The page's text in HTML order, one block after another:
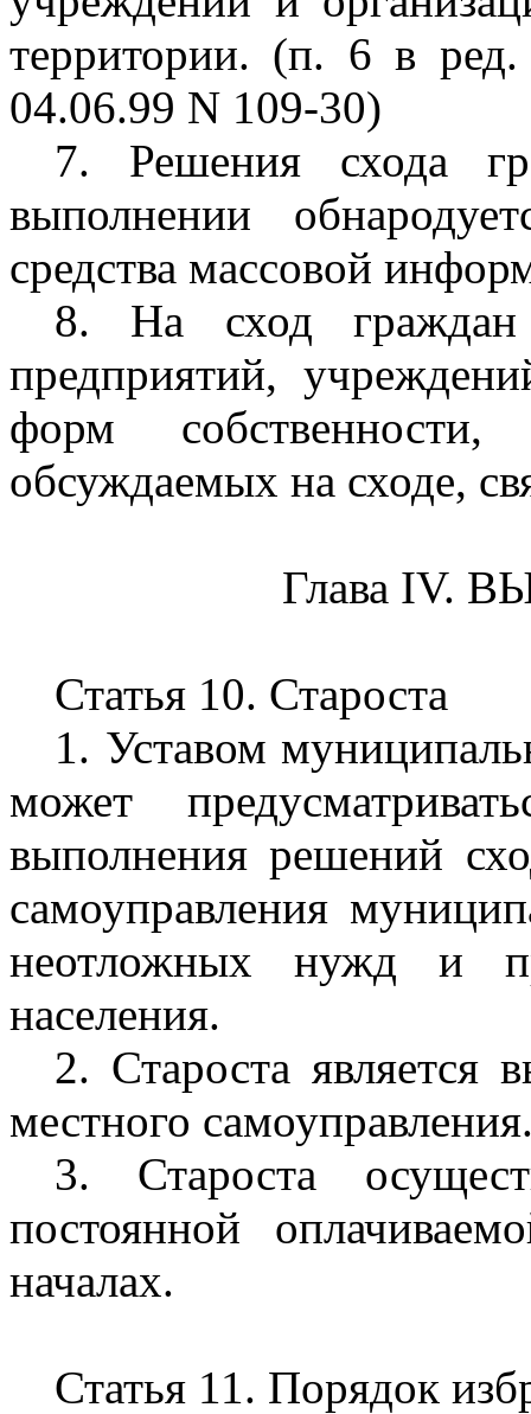
территории. (п. 6 в ред.
04.06.99 N 109-30)
7. Решения схода
выполнении
средства массовой
8. На сход граждан
предприятий,
форм
обсуждаемых на сходе,
Глава IV.
Статья 10. Староста
1. Уставом
может
выполнения решений
самоуправления
неотложных нужд и
населения.
2. Староста
местного
3. Староста
постоянной
началах.
Статья 11. Порядок